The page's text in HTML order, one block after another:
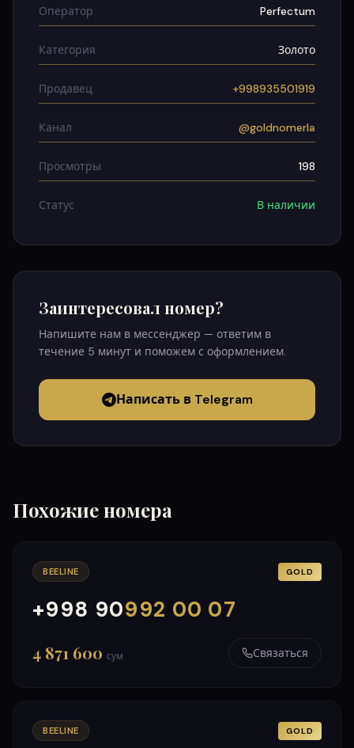
Оператор Perfectum
Категория Золото
Продавец +998935501919
Канал @goldnomerla
Просмотры 198
Статус В наличии
Заинтересовал номер?
Напишите нам в мессенджер — ответим в
течение 5 минут и поможем с оформлением.
Написать в Telegram
Похожие номера
BEELINE GOLD
+998 90992 00 07
000
999
4 871 600 сум Связаться
BEELINE GOLD